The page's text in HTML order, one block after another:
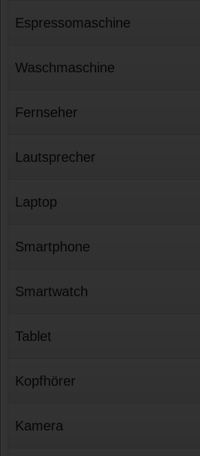
Espressomaschine
Waschmaschine
Fernseher
Lautsprecher
Laptop
Smartphone
Smartwatch
Tablet
Kopfhörer
Kamera